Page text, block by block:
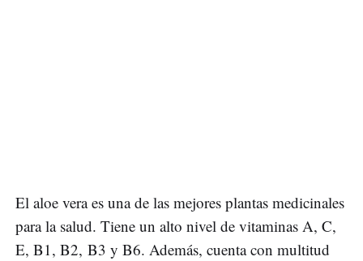
El aloe vera es una de las mejores plantas medicinales
para la salud. Tiene un alto nivel de vitaminas A, C,
E, B1, B2, B3 y B6. Además, cuenta con multitud